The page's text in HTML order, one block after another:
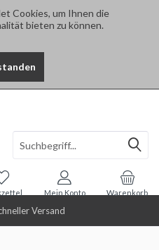
Cookies, um Ihnen die
bieten zu können.
Versand
Warenkorb
Mein Konto